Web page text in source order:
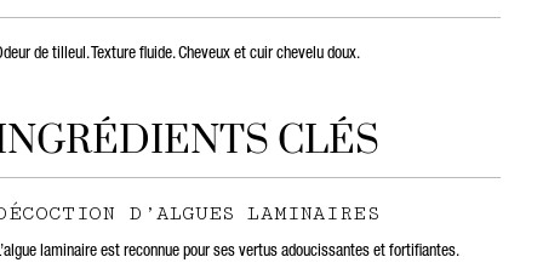
de tilleul. Texture fluide. Cheveux et cuir chevelu doux.
CLÉS
D’ALGUES LAMINAIRES
laminaire est reconnue pour ses vertus adoucissantes et fortifiantes.